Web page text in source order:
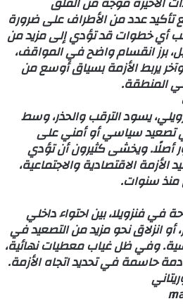
تأكيد عدد من الأطراف على ضرورة
أي خطوات قد تؤدي إلى مزيد من
برز انقسام واضح في المواقف،
يربط الأزمة بسياق أوسع من
المنطقة.
يسود الترقب والحذر، وسط
سياسي أو أمني على
أصلًا. ويخشى كثيرون أن تؤدي
الأزمة الاقتصادية والاجتماعية،
منذ سنوات.
في فنزويلا، بين احتواء داخلي
أو انزلاق نحو مزيد من التصعيد في
وفي ظل غياب معطيات نهائية،
حاسمة في تحديد اتجاه الأزمة.